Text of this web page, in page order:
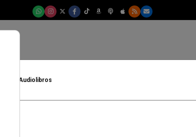
Audiolibros